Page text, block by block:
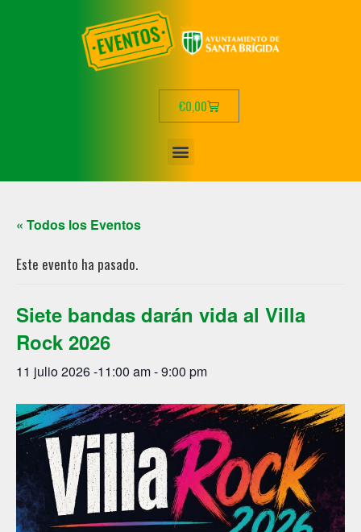
€0,00
« Todos los Eventos
Este evento ha pasado.
Siete bandas darán vida al Villa
Rock 2026
11 julio 2026 -11:00 am-9:00 pm